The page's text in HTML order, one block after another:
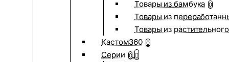
Товары из бамбука 0
Товары из
Товары из
Кастом360 0
Серии 0